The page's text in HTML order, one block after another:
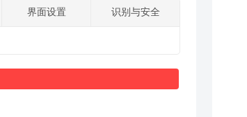
界面设置 识别与安全